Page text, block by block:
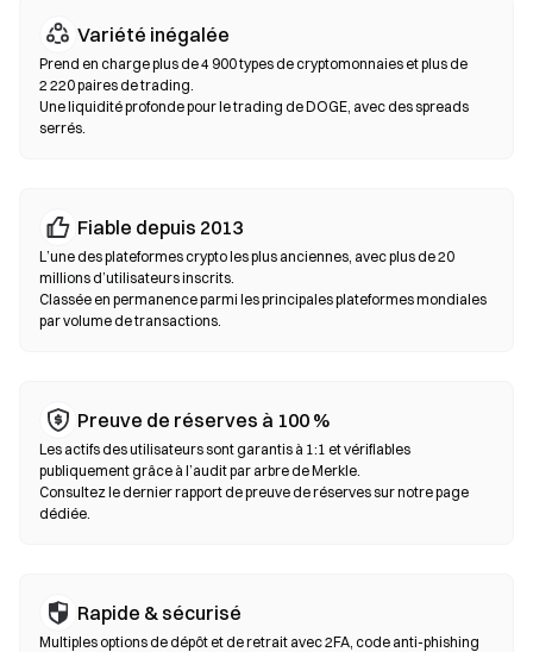
l’interface du portefeuille. Certains portefeuilles prennent aussi
en charge un on-ramp fiat, permettant d’acheter des DOGE par
carte bancaire sans passer par un exchange. Sauvegardez
toujours votre phrase seed et vérifiez les adresses de contrat
avant de confirmer une transaction.
Tradez en peer-to-peer sans intermédiaires. Les DEX utilisent
des smart contracts pour exécuter les swaps on-chain, sans
inscription ni vérification d’identité. Connectez un wallet
compatible, sélectionnez votre paire de tokens, définissez la
tolérance de slippage puis confirmez le swap. Des frais de gas
sur les DEX se déroule sur des blockchains compatibles EVM
comme Ethereum, BNB Chain et Polygon.
Variété inégalée
Prend en charge plus de 4 900 types de cryptomonnaies et plus de
2 220 paires de trading.
Une liquidité profonde pour le trading de DOGE, avec des spreads
serrés.
Fiable depuis 2013
L’une des plateformes crypto les plus anciennes, avec plus de 20
millions d’utilisateurs inscrits.
Classée en permanence parmi les principales plateformes mondiales
par volume de transactions.
Preuve de réserves à 100 %
Les actifs des utilisateurs sont garantis à 1:1 et vérifiables
publiquement grâce à l’audit par arbre de Merkle.
Consultez le dernier rapport de preuve de réserves sur notre page
dédiée.
Rapide & sécurisé
Multiples options de dépôt et de retrait avec 2FA, code anti-phishing